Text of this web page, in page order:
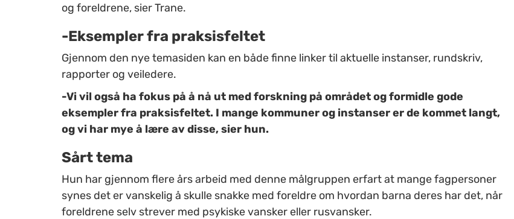
og foreldrene, sier Trane.
-Eksempler fra praksisfeltet
Gjennom den nye temasiden kan en både finne linker til aktuelle instanser, rundskriv,
rapporter og veiledere.
-Vi vil også ha fokus på å nå ut med forskning på området og formidle gode
eksempler fra praksisfeltet. I mange kommuner og instanser er de kommet langt,
og vi har mye å lære av disse, sier hun.
Sårt tema
Hun har gjennom flere års arbeid med denne målgruppen erfart at mange fagpersoner
synes det er vanskelig å skulle snakke med foreldre om hvordan barna deres har det, når
foreldrene selv strever med psykiske vansker eller rusvansker.